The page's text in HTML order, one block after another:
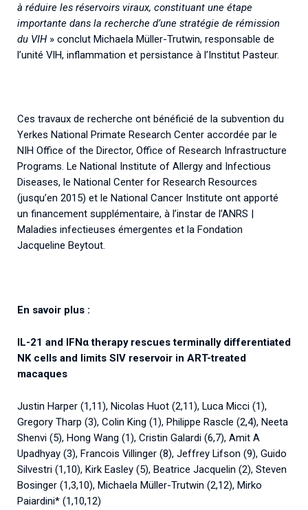
à réduire les réservoirs viraux, constituant une étape
importante dans la recherche d’une stratégie de rémission
du VIH » conclut Michaela Müller-Trutwin, responsable de
l’unité VIH, inflammation et persistance à l’Institut Pasteur.
Ces travaux de recherche ont bénéficié de la subvention du
Yerkes National Primate Research Center accordée par le
NIH Office of the Director, Office of Research Infrastructure
Programs. Le National Institute of Allergy and Infectious
Diseases, le National Center for Research Resources
(jusqu’en 2015) et le National Cancer Institute ont apporté
un financement supplémentaire, à l’instar de l’ANRS |
Maladies infectieuses émergentes et la Fondation
Jacqueline Beytout.
En savoir plus :
IL-21 and IFNα therapy rescues terminally differentiated
NK cells and limits SIV reservoir in ART-treated
macaques
Justin Harper (1,11), Nicolas Huot (2,11), Luca Micci (1),
Gregory Tharp (3), Colin King (1), Philippe Rascle (2,4), Neeta
Shenvi (5), Hong Wang (1), Cristin Galardi (6,7), Amit A
Upadhyay (3), Francois Villinger (8), Jeffrey Lifson (9), Guido
Silvestri (1,10), Kirk Easley (5), Beatrice Jacquelin (2), Steven
Bosinger (1,3,10), Michaela Müller-Trutwin (2,12), Mirko
Paiardini* (1,10,12)